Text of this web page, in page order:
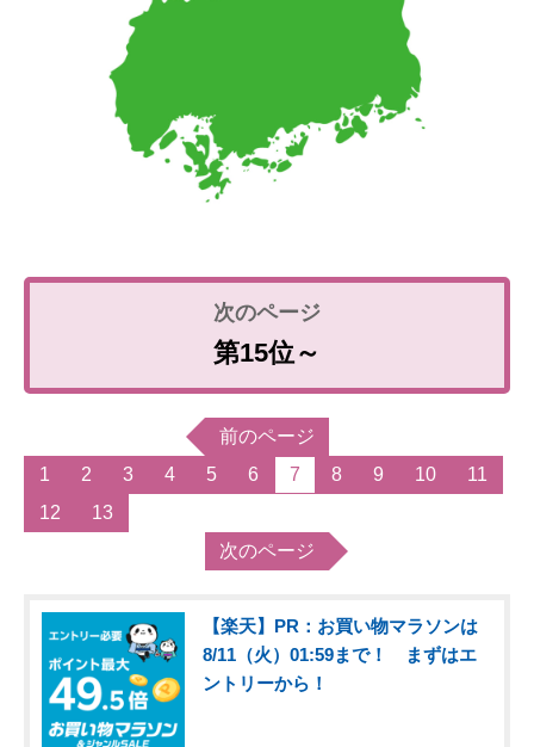
第15位～
前のページ
1
2 3 4 5 6 7 8 9 10
11
12
13
次のページ
【楽天】PR：お買い物マラソンは
8/11（火）01:59まで！ まずはエ
ントリーから！